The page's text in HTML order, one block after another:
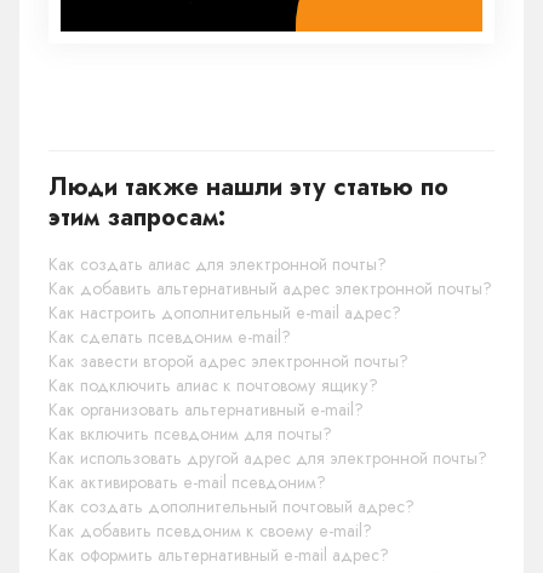
Люди также нашли эту статью по
этим запросам:
Как создать алиас для электронной почты?
Как добавить альтернативный адрес электронной почты?
Как настроить дополнительный e-mail адрес?
Как сделать псевдоним e-mail?
Как завести второй адрес электронной почты?
Как подключить алиас к почтовому ящику?
Как организовать альтернативный e-mail?
Как включить псевдоним для почты?
Как использовать другой адрес для электронной почты?
Как активировать e-mail псевдоним?
Как создать дополнительный почтовый адрес?
Как добавить псевдоним к своему e-mail?
Как оформить альтернативный e-mail адрес?